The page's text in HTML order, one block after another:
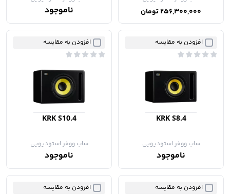
256,300,000 تومان ناموجود
افزودن به مقایسه
KRK S8.4
ساب ووفر استودیویی
ناموجود
افزودن به مقایسه
KRK S10.4
ساب ووفر استودیویی
ناموجود
افزودن به مقایسه افزودن به مقایسه